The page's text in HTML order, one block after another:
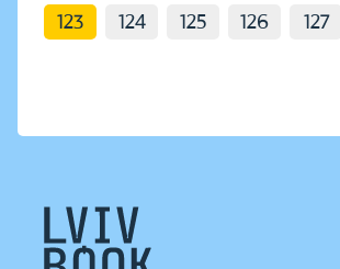
123
124 125 126 127